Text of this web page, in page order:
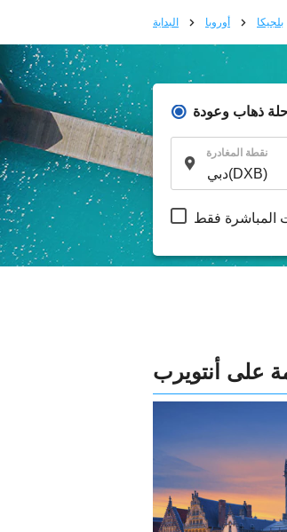
البداية أوروبا بلجيكا
ذهاب وعودة
نقطة المغادرة
المباشرة فقط
على أنتويرب